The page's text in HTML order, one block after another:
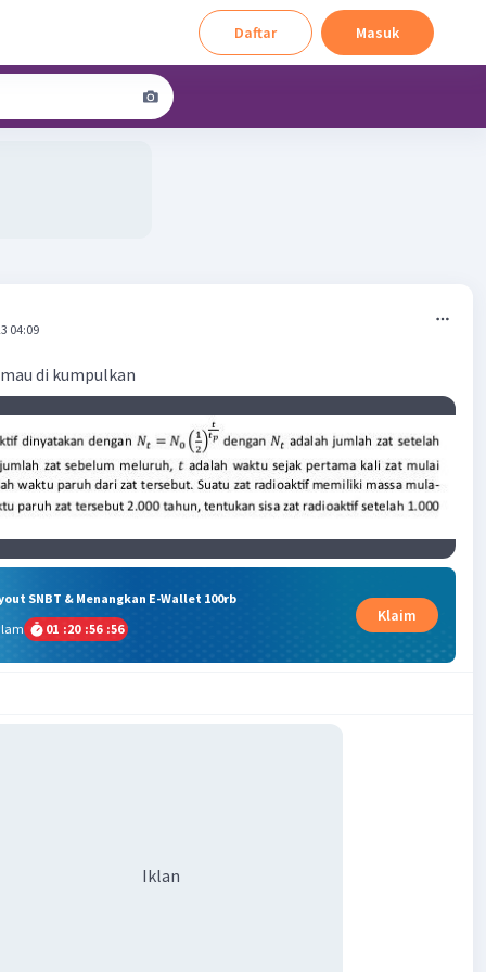
Daftar Masuk
04:09
di kumpulkan
SNBT & Menangkan E-Wallet 100rb
01 :20 :56 :55
Klaim
Iklan